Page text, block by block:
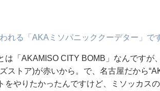
れる「AKAミソパニッククーデター」で
は「AKAMISO CITY BOMB」なんですが
ストア)が赤いから。で、名古屋だから
をやりたかったんですけど、ミソッカス